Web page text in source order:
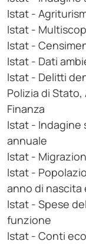
Istat -
Istat -
Istat -
Istat - Dati
Istat - Delitti
Polizia di Stato,
Finanza
Istat - Indagine
annuale
Istat -
Istat -
anno di nascita
Istat - Spese
funzione
Istat - Conti